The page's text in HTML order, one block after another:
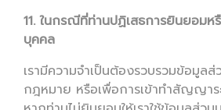
11. ในกรณีที่ท่านปฏิเสธการยินยอมห
บุคคล
เรามีความจำเป็นต้องรวบรวมข้อมูล
กฎหมาย หรือเพื่อการเข้าทำสัญญาร